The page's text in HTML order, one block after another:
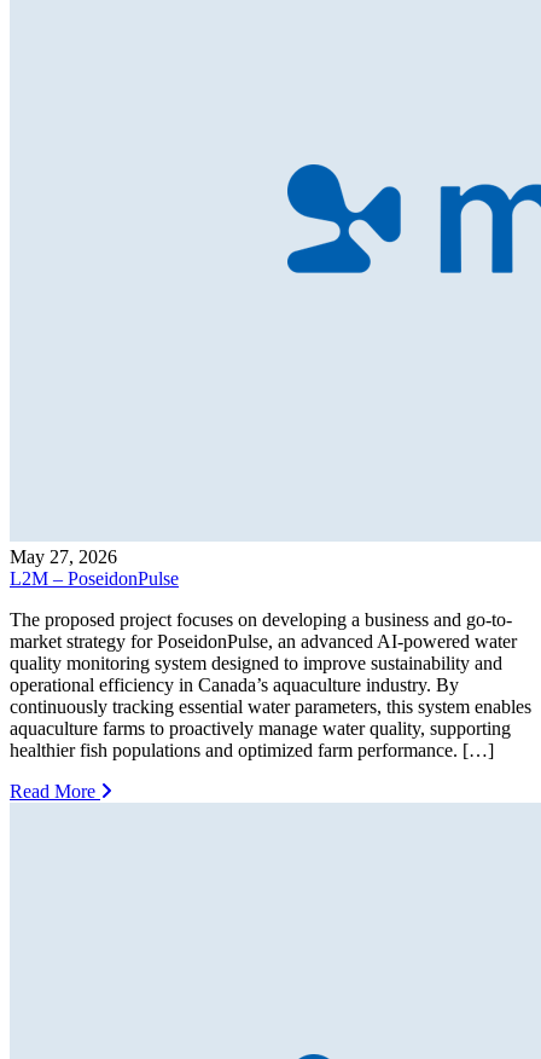
May 27, 2026
L2M – PoseidonPulse
The proposed project focuses on developing a business and go-to-
market strategy for PoseidonPulse, an advanced AI-powered water
quality monitoring system designed to improve sustainability and
operational efficiency in Canada’s aquaculture industry. By
continuously tracking essential water parameters, this system enables
aquaculture farms to proactively manage water quality, supporting
healthier fish populations and optimized farm performance. […]
Read More